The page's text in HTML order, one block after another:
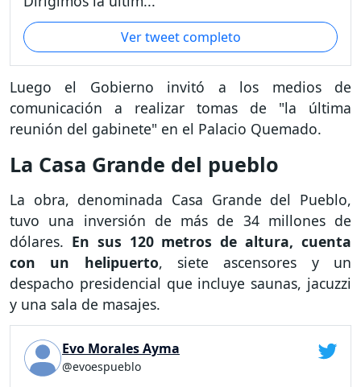
Ver tweet completo
Luego el Gobierno invitó a los medios de
comunicación a realizar tomas de "la última
reunión del gabinete" en el Palacio Quemado.
La Casa Grande del pueblo
La obra, denominada Casa Grande del Pueblo,
tuvo una inversión de más de 34 millones de
dólares. En sus 120 metros de altura, cuenta
con un helipuerto, siete ascensores y un
despacho presidencial que incluye saunas, jacuzzi
y una sala de masajes.
Evo Morales Ayma
@evoespueblo